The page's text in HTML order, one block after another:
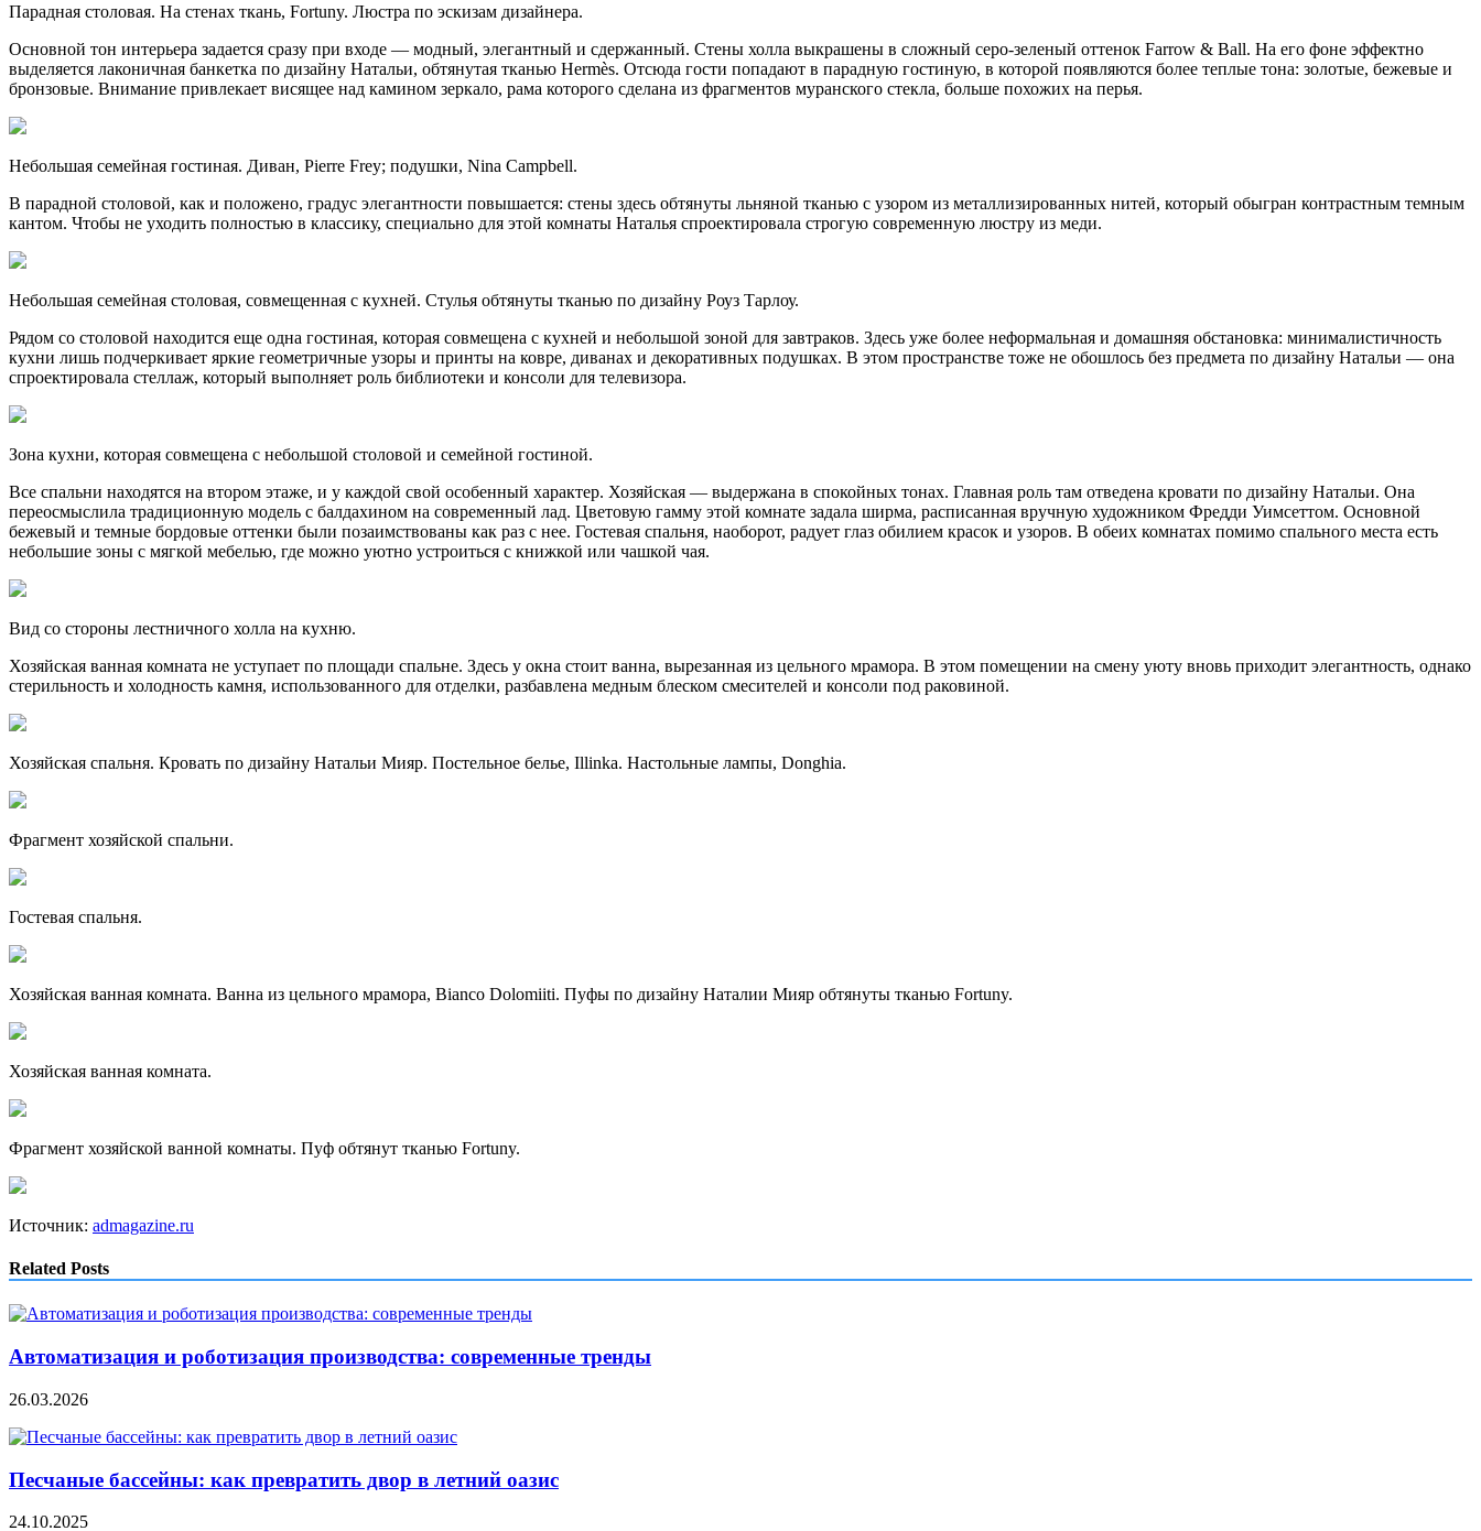
Парадная столовая. На стенах ткань, Fortuny. Люстра по эскизам дизайнера.
Основной тон интерьера задается сразу при входе — модный, элегантный и сдержанный. Стены холла выкрашены в сложный серо-зеленый оттенок Farrow & Ball. На его фоне эффектно
выделяется лаконичная банкетка по дизайну Натальи, обтянутая тканью Hermès. Отсюда гости попадают в парадную гостиную, в которой появляются более теплые тона: золотые, бежевые и
бронзовые. Внимание привлекает висящее над камином зеркало, рама которого сделана из фрагментов муранского стекла, больше похожих на перья.
Небольшая семейная гостиная. Диван, Pierre Frey; подушки, Nina Campbell.
В парадной столовой, как и положено, градус элегантности повышается: стены здесь обтянуты льняной тканью c узором из металлизированных нитей, который обыгран контрастным темным
кантом. Чтобы не уходить полностью в классику, специально для этой комнаты Наталья спроектировала строгую современную люстру из меди.
Небольшая семейная столовая, совмещенная с кухней. Стулья обтянуты тканью по дизайну Роуз Тарлоу.
Рядом со столовой находится еще одна гостиная, которая совмещена с кухней и небольшой зоной для завтраков. Здесь уже более неформальная и домашняя обстановка: минималистичность
кухни лишь подчеркивает яркие геометричные узоры и принты на ковре, диванах и декоративных подушках. В этом пространстве тоже не обошлось без предмета по дизайну Натальи — она
спроектировала стеллаж, который выполняет роль библиотеки и консоли для телевизора.
Зона кухни, которая совмещена с небольшой столовой и семейной гостиной.
Все спальни находятся на втором этаже, и у каждой свой особенный характер. Хозяйская — выдержана в спокойных тонах. Главная роль там отведена кровати по дизайну Натальи. Она
переосмыслила традиционную модель с балдахином на современный лад. Цветовую гамму этой комнате задала ширма, расписанная вручную художником Фредди Уимсеттом. Основной
бежевый и темные бордовые оттенки были позаимствованы как раз с нее. Гостевая спальня, наоборот, радует глаз обилием красок и узоров. В обеих комнатах помимо спального места есть
небольшие зоны с мягкой мебелью, где можно уютно устроиться с книжкой или чашкой чая.
Вид со стороны лестничного холла на кухню.
Хозяйская ванная комната не уступает по площади спальне. Здесь у окна стоит ванна, вырезанная из цельного мрамора. В этом помещении на смену уюту вновь приходит элегантность, однако
стерильность и холодность камня, использованного для отделки, разбавлена медным блеском смесителей и консоли под раковиной.
Хозяйская спальня. Кровать по дизайну Натальи Мияр. Постельное белье, Illinka. Настольные лампы, Donghia.
Фрагмент хозяйской спальни.
Гостевая спальня.
Хозяйская ванная комната. Ванна из цельного мрамора, Bianco Dolomiiti. Пуфы по дизайну Наталии Мияр обтянуты тканью Fortuny.
Хозяйская ванная комната.
Фрагмент хозяйской ванной комнаты. Пуф обтянут тканью Fortuny.
Источник: admagazine.ru
Related Posts
Автоматизация и роботизация производства: современные тренды
26.03.2026
Песчаные бассейны: как превратить двор в летний оазис
24.10.2025